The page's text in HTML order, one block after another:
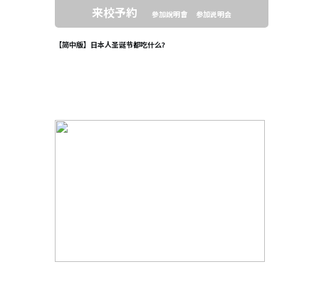
来校予約參加說明會 参加说明会
【简中版】日本人圣诞节都吃什么？
【简中版】日本人圣诞节都吃什么？